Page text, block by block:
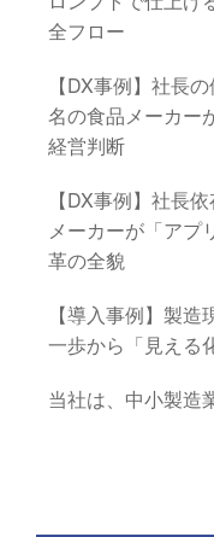
全フロー
【DX事例】社長
名の食品メーカー
経営判断
【DX事例】社長
メーカーが「アプ
革の全貌
【導入事例】製
一歩から「見える
当社は、中小製造